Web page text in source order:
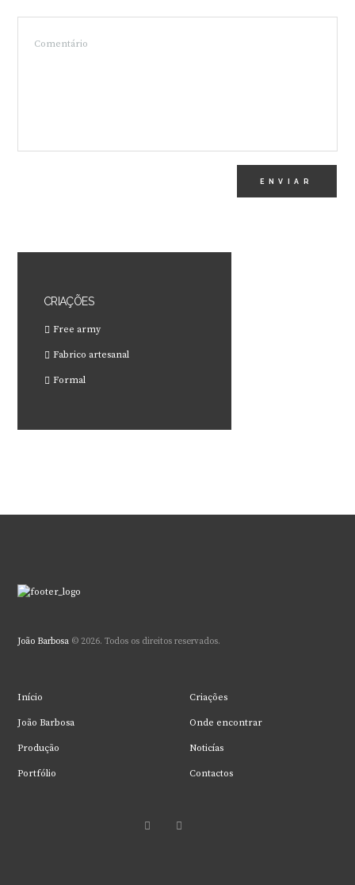
CRIAÇÕES
Free army
Fabrico artesanal
Formal
João Barbosa © 2026. Todos os direitos reservados.
Início
João Barbosa
Produção
Portfólio
Criações
Onde encontrar
Noticías
Contactos